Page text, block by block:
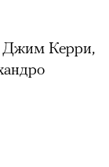
Джим Керри,